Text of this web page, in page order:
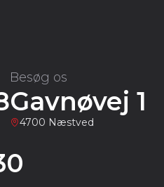
Besøg os
Gavnøvej 1
4700 Næstved